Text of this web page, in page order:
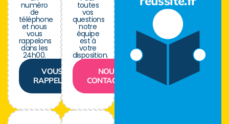
numéro
de
téléphone
et nous
vous
rappelons
dans les
24h00.
VOUS
RAPPELER
toutes
vos
questions
notre
équipe
est à
votre
disposition.
NOUS
CONTACTER